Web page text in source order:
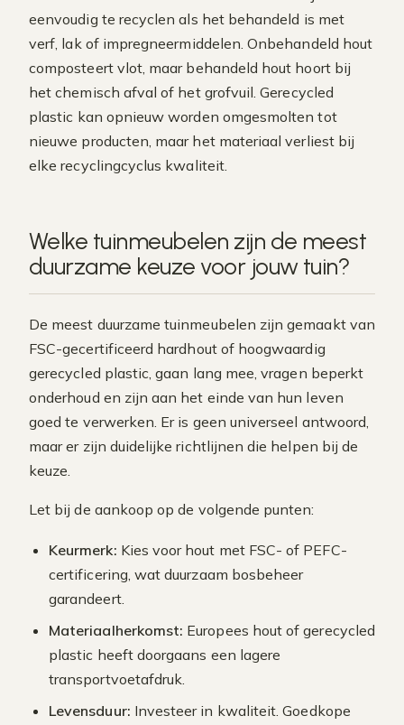
eenvoudig te recyclen als het behandeld is met
verf, lak of impregneermiddelen. Onbehandeld hout
composteert vlot, maar behandeld hout hoort bij
het chemisch afval of het grofvuil. Gerecycled
plastic kan opnieuw worden omgesmolten tot
nieuwe producten, maar het materiaal verliest bij
elke recyclingcyclus kwaliteit.
Welke tuinmeubelen zijn de meest
duurzame keuze voor jouw tuin?
De meest duurzame tuinmeubelen zijn gemaakt van
FSC-gecertificeerd hardhout of hoogwaardig
gerecycled plastic, gaan lang mee, vragen beperkt
onderhoud en zijn aan het einde van hun leven
goed te verwerken. Er is geen universeel antwoord,
maar er zijn duidelijke richtlijnen die helpen bij de
keuze.
Let bij de aankoop op de volgende punten:
Keurmerk: Kies voor hout met FSC- of PEFC-
certificering, wat duurzaam bosbeheer
garandeert.
Materiaalherkomst: Europees hout of gerecycled
plastic heeft doorgaans een lagere
transportvoetafdruk.
Levensduur: Investeer in kwaliteit. Goedkope